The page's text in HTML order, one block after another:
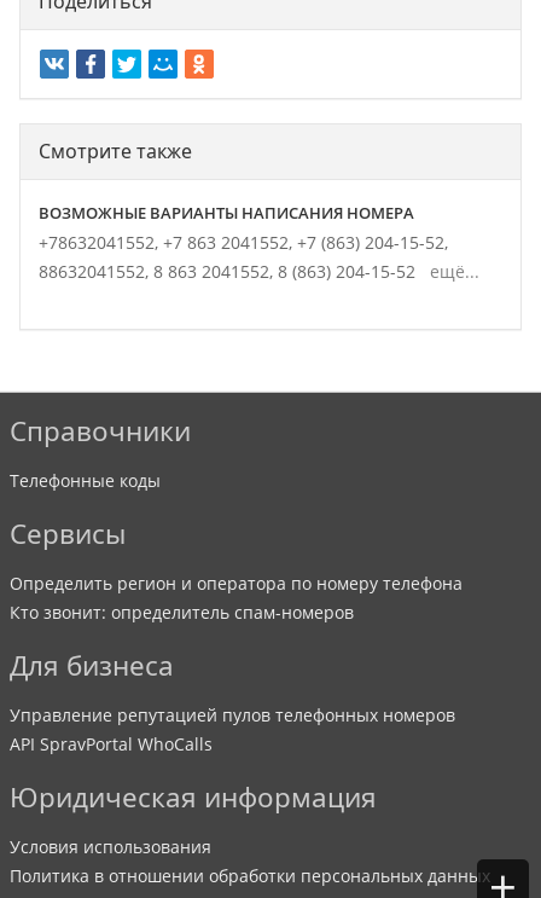
Смотрите также
ВОЗМОЖНЫЕ ВАРИАНТЫ НАПИСАНИЯ НОМЕРА
+78632041552, +7 863 2041552, +7 (863) 204-15-52,
88632041552, 8 863 2041552, 8 (863) 204-15-52 ещё...
Справочники
Телефонные коды
Сервисы
Определить регион и оператора по номеру телефона
Кто звонит: определитель спам-номеров
Для бизнеса
Управление репутацией пулов телефонных номеров
API SpravPortal WhoCalls
Юридическая информация
Условия использования
Политика в отношении обработки персональных данных